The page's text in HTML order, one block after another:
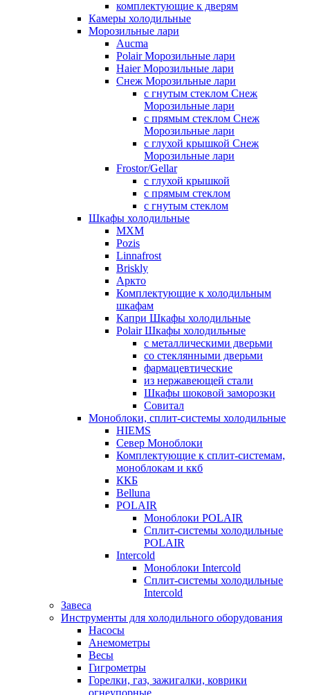
комплектующие к дверям
Камеры холодильные
Морозильные лари
Aucma
Polair Морозильные лари
Haier Морозильные лари
Снеж Морозильные лари
с гнутым стеклом Снеж
Морозильные лари
с прямым стеклом Снеж
Морозильные лари
с глухой крышкой Снеж
Морозильные лари
Frostor/Gellar
с глухой крышкой
с прямым стеклом
с гнутым стеклом
Шкафы холодильные
МХМ
Pozis
Linnafrost
Briskly
Аркто
Комплектующие к холодильным
шкафам
Капри Шкафы холодильные
Polair Шкафы холодильные
с металлическими дверьми
со стеклянными дверьми
фармацевтические
из нержавеющей стали
Шкафы шоковой заморозки
Совитал
Моноблоки, сплит-системы холодильные
HIEMS
Север Моноблоки
Комплектующие к сплит-системам,
моноблокам и ккб
ККБ
Belluna
POLAIR
Моноблоки POLAIR
Сплит-системы холодильные
POLAIR
Intercold
Моноблоки Intercold
Сплит-системы холодильные
Intercold
Завеса
Инструменты для холодильного оборудования
Насосы
Анемометры
Весы
Гигрометры
Горелки, газ, зажигалки, коврики
огнеупорные